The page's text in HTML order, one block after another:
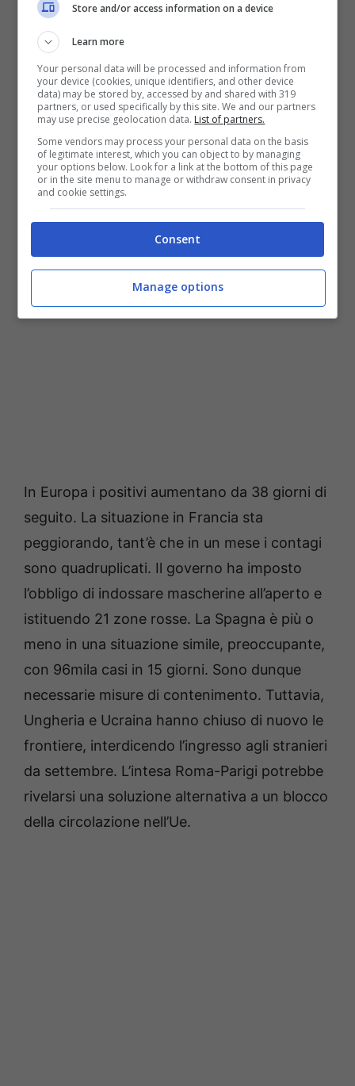
Leggi anche:—>Vaccino Covid
Fabriano, eseguita simulazione:
profilassi a tutta la città in 2
settimane
Leggi anche:–>Albero cade e
colpisce tenda nel campeggio:
morte due sorelle
In Europa i positivi aumentano da 38 giorni di
seguito. La situazione in Francia sta
peggiorando, tant’è che in un mese i contagi
sono quadruplicati. Il governo ha imposto
l’obbligo di indossare mascherine all’aperto e
istituendo 21 zone rosse. La Spagna è più o
meno in una situazione simile, preoccupante,
con 96mila casi in 15 giorni. Sono dunque
necessarie misure di contenimento. Tuttavia,
Ungheria e Ucraina hanno chiuso di nuovo le
frontiere, interdicendo l’ingresso agli stranieri
da settembre. L’intesa Roma-Parigi potrebbe
rivelarsi una soluzione alternativa a un blocco
della circolazione nell’Ue.
Store and/or access information on a device
Learn more
Your personal data will be processed and information from
your device (cookies, unique identifiers, and other device
data) may be stored by, accessed by and shared with 319
partners, or used specifically by this site. We and our partners
may use precise geolocation data. List of partners.
Some vendors may process your personal data on the basis
of legitimate interest, which you can object to by managing
your options below. Look for a link at the bottom of this page
or in the site menu to manage or withdraw consent in privacy
and cookie settings.
Consent
Manage options